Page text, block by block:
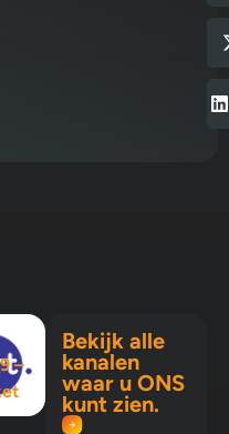
–
Bekijk alle
kanalen
waar u ONS
kunt zien.